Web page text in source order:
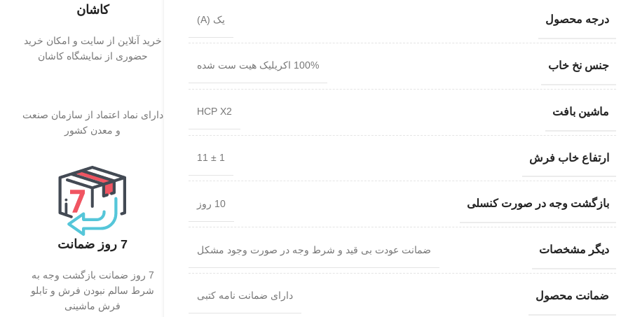
درجه محصول یک (A)
جنس نخ خاب 100% اکریلیک هیت ست شده
ماشین بافت HCP X2
ارتفاع خاب فرش 1 ± 11
بازگشت وجه در صورت کنسلی 10 روز
دیگر مشخصات ضمانت عودت بی قید و شرط وجه در صورت وجود مشکل
ضمانت محصول دارای ضمانت نامه کتبی
کاشان
خرید آنلاین از سایت و امکان خرید
حضوری از نمایشگاه کاشان
دارای نماد اعتماد از سازمان صنعت
و معدن کشور
7 روز ضمانت
7 روز ضمانت بازگشت وجه به
شرط سالم نبودن فرش و تابلو
فرش ماشینی